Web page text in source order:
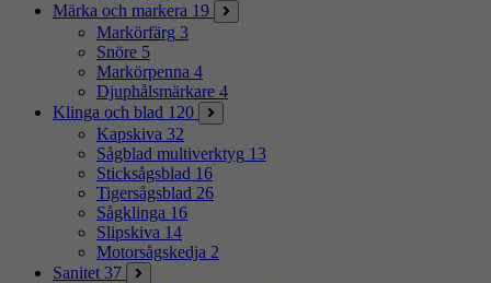
Märka och markera 19
Markörfärg 3
Snöre 5
Markörpenna 4
Djuphålsmärkare 4
Klinga och blad 120
Kapskiva 32
Sågblad multiverktyg 13
Sticksågsblad 16
Tigersågsblad 26
Sågklinga 16
Slipskiva 14
Motorsågskedja 2
Sanitet 37